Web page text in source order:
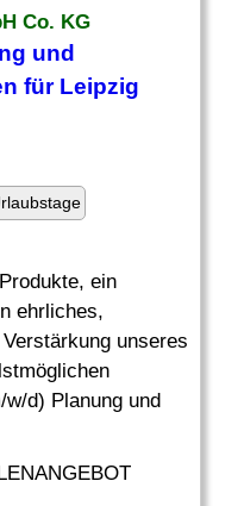
Co. KG
und
für Leipzig
ein
ehrliches,
unseres
d) Planung und